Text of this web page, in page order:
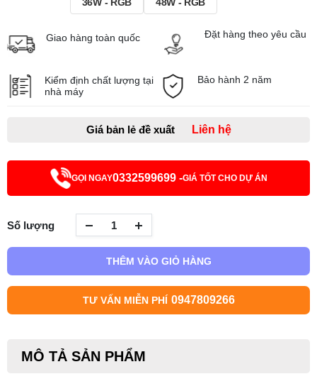
Giao hàng toàn quốc Đặt hàng theo yêu cầu
Kiểm định chất lượng tại
nhà máy
Bảo hành 2 năm
Giá bản lẻ đề xuất Liên hệ
GỌI NGAY0332599699 -GIÁ TỐT CHO DỰ ÁN
Số lượng
THÊM VÀO GIỎ HÀNG
TƯ VẤN MIỄN PHÍ 0947809266
MÔ TẢ SẢN PHẨM